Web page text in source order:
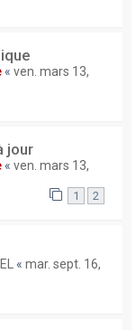
« ven. mars 13,
jour
« ven. mars 13,
1 2
« mar. sept. 16,